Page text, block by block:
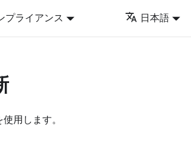
プライアンス 日本語
用します。